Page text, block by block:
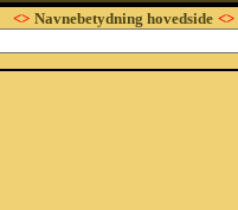
<> Navnebetydning hovedside <>